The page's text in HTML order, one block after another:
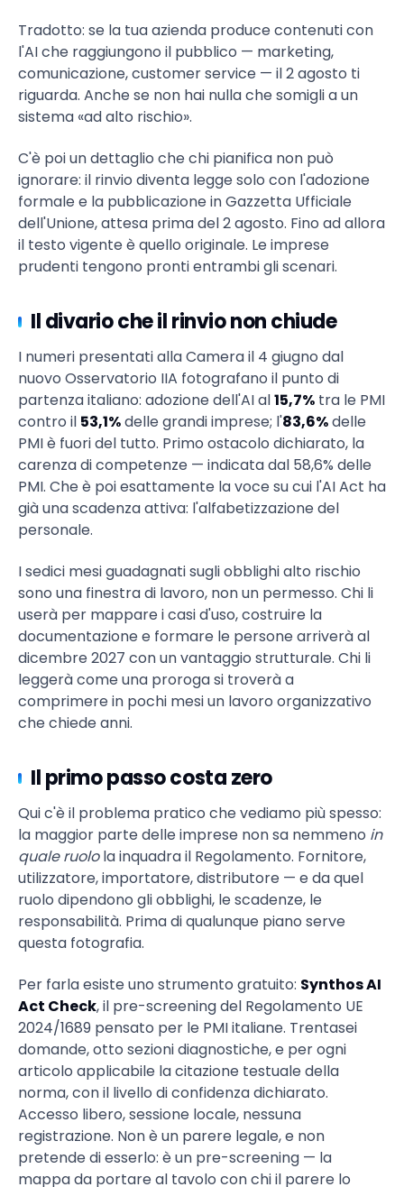
Tradotto: se la tua azienda produce contenuti con
l'AI che raggiungono il pubblico — marketing,
comunicazione, customer service — il 2 agosto ti
riguarda. Anche se non hai nulla che somigli a un
sistema «ad alto rischio».
C'è poi un dettaglio che chi pianifica non può
ignorare: il rinvio diventa legge solo con l'adozione
formale e la pubblicazione in Gazzetta Ufficiale
dell'Unione, attesa prima del 2 agosto. Fino ad allora
il testo vigente è quello originale. Le imprese
prudenti tengono pronti entrambi gli scenari.
Il divario che il rinvio non chiude
I numeri presentati alla Camera il 4 giugno dal
nuovo Osservatorio IIA fotografano il punto di
partenza italiano: adozione dell'AI al15,7% tra le PMI
contro il 53,1%delle grandi imprese; l'83,6%delle
PMI è fuori del tutto. Primo ostacolo dichiarato, la
carenza di competenze — indicata dal 58,6% delle
PMI. Che è poi esattamente la voce su cui l'AI Act ha
già una scadenza attiva: l'alfabetizzazione del
personale.
I sedici mesi guadagnati sugli obblighi alto rischio
sono una finestra di lavoro, non un permesso. Chi li
userà per mappare i casi d'uso, costruire la
documentazione e formare le persone arriverà al
dicembre 2027 con un vantaggio strutturale. Chi li
leggerà come una proroga si troverà a
comprimere in pochi mesi un lavoro organizzativo
che chiede anni.
Il primo passo costa zero
Qui c'è il problema pratico che vediamo più spesso:
la maggior parte delle imprese non sa nemmeno in
quale ruolola inquadra il Regolamento. Fornitore,
utilizzatore, importatore, distributore — e da quel
ruolo dipendono gli obblighi, le scadenze, le
responsabilità. Prima di qualunque piano serve
questa fotografia.
Per farla esiste uno strumento gratuito: Synthos AI
Act Check, il pre-screening del Regolamento UE
2024/1689 pensato per le PMI italiane. Trentasei
domande, otto sezioni diagnostiche, e per ogni
articolo applicabile la citazione testuale della
norma, con il livello di confidenza dichiarato.
Accesso libero, sessione locale, nessuna
registrazione. Non è un parere legale, e non
pretende di esserlo: è un pre-screening — la
mappa da portare al tavolo con chi il parere lo